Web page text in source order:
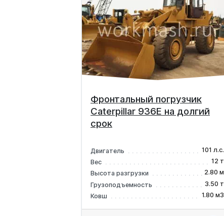
Фронтальный погрузчик
Caterpillar 936E на долгий
срок
Двигатель
101 л.с.
Вес
12 т
Высота разгрузки
2.80 м
Грузоподъемность
3.50 т
Ковш
1.80 м3